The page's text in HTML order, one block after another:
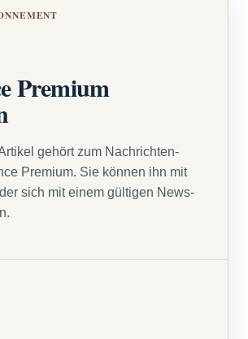
Premium
gehört zum Nachrichten-
Premium. Sie können ihn mit
sich mit einem gültigen News-